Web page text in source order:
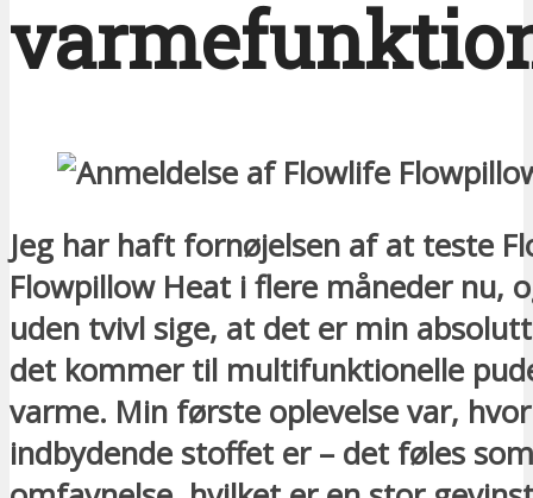
Jeg har haft fornøjelsen af at teste
Flowpillow Heat i flere måneder nu,
uden tvivl sige, at det er min
det kommer til multifunktionelle
varme. Min første oplevelse var,
indbydende stoffet er – det føles